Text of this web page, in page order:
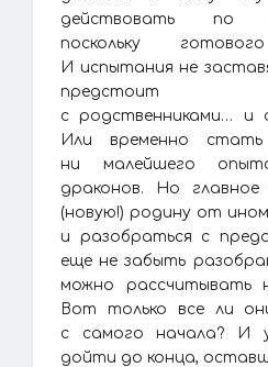
действовать по
поскольку
И испытания не
предстоит
с родственниками… и
Или временно
ни малейшего
драконов. Но
(новую!) родину от
и разобраться с
еще не забыть
можно рассчитывать
Вот только все ли
с самого начала? И
дойти до конца,